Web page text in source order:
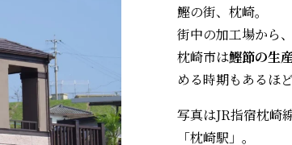
鰹の街、枕崎。
街中の加工場から
枕崎市は鰹節の生
める時期もあるほ
写真はJR指宿枕崎
「枕崎駅」。